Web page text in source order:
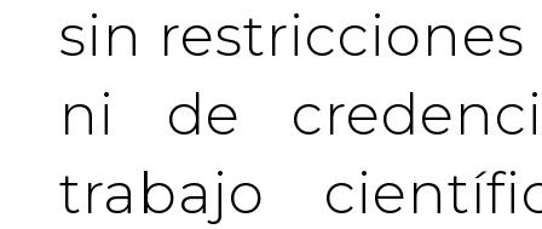
sin
ni de
trabajo